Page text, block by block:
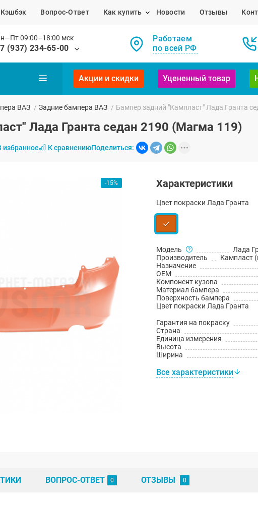
Кэшбэк Вопрос-Ответ Как купить Новости Отзывы
09:00–18:00 мск
(937) 234-65-00
Работаем
по всей РФ
Акции и скидки Уцененный товар
ВАЗ / Задние бампера ВАЗ / Бампер задний "Кампласт" Лада Гранта
Лада Гранта седан 2190 (Магма 119)
избранное К сравнениюПоделиться:
-15% Характеристики
Цвет покраски Лада Гранта
Модель
Лада
Производитель
Кампласт
Назначение
OEM
Компонент кузова
Материал бампера
Поверхность бампера
Цвет покраски Лада Гранта
Гарантия на покраску
Страна
Единица измерения
Высота
Ширина
Все характеристики
ВОПРОС-ОТВЕТ ОТЗЫВЫ